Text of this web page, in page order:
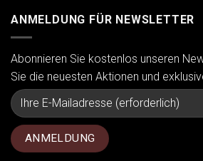
ANMELDUNG FÜR NEWSLETTER
Abonnieren Sie kostenlos unseren
Sie die neuesten Aktionen und